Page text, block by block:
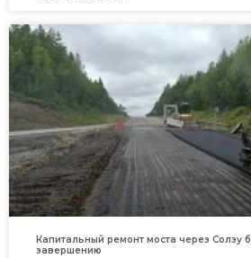
Капитальный ремонт моста через Солзу
завершению